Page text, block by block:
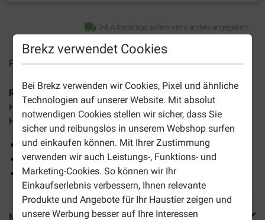
Brekz verwendet Cookies
Bei Brekz verwenden wir Cookies, Pixel und ähnliche
Technologien auf unserer Website. Mit absolut
notwendigen Cookies stellen wir sicher, dass Sie
sicher und reibungslos in unserem Webshop surfen
und einkaufen können. Mit Ihrer Zustimmung
verwenden wir auch Leistungs-, Funktions- und
Marketing-Cookies. So können wir Ihr
Einkaufserlebnis verbessern, Ihnen relevante
Produkte und Angebote für Ihr Haustier zeigen und
unsere Werbung besser auf Ihre Interessen
3-6 Arbeitstage, sofern nicht anders angegeben
Preise inkl. MwSt zzgl.Versandkosten
Royal Canin Maxi Sterilised Hundefutterist ein
Hundefutter für kastrierte/sterilisierte ausgewachsene
Hunde über 25 kg.
Ein optimales Gewicht.
Eine gute Körperkondition.
Unterstützt Knochen und Gelenke.
Mehr Produktinfos